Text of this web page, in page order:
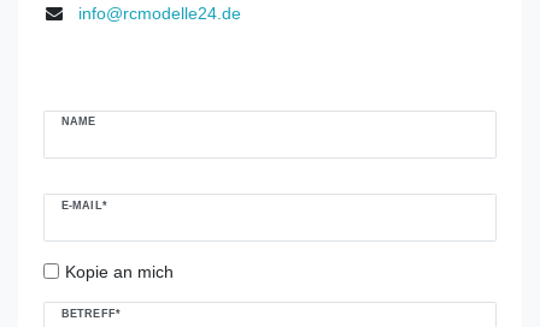
info@rcmodelle24.de
NAME
E-MAIL*
Kopie an mich
BETREFF*
Ceres::Template.mailFormHoneypotLabel